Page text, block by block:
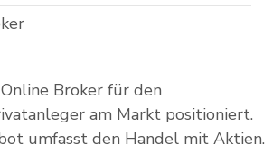
Broker für den
am Markt positioniert.
umfasst den Handel mit Aktien,